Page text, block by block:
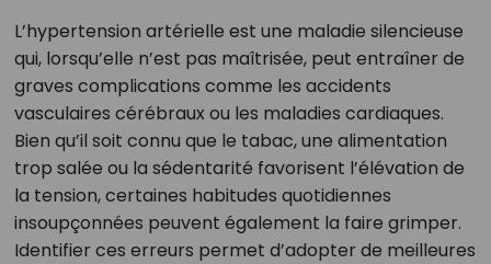
L’hypertension artérielle est une maladie silencieuse
qui, lorsqu’elle n’est pas maîtrisée, peut entraîner de
graves complications comme les accidents
vasculaires cérébraux ou les maladies cardiaques.
Bien qu’il soit connu que le tabac, une alimentation
trop salée ou la sédentarité favorisent l’élévation de
la tension, certaines habitudes quotidiennes
insoupçonnées peuvent également la faire grimper.
Identifier ces erreurs permet d’adopter de meilleures